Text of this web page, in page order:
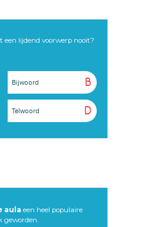
een lijdend voorwerp nooit?
B
Bijwoord
D
Telwoord
aula een heel populaire
geworden.